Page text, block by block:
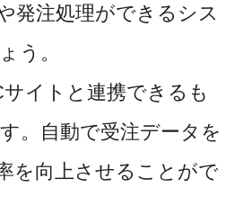
発注処理ができるシス
う。
イトと連携できるも
。自動で受注データを
を向上させることがで